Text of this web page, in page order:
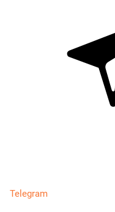
Telegram